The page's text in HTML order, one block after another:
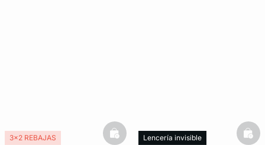
3x2 REBAJAS
basketfullLencería invisible